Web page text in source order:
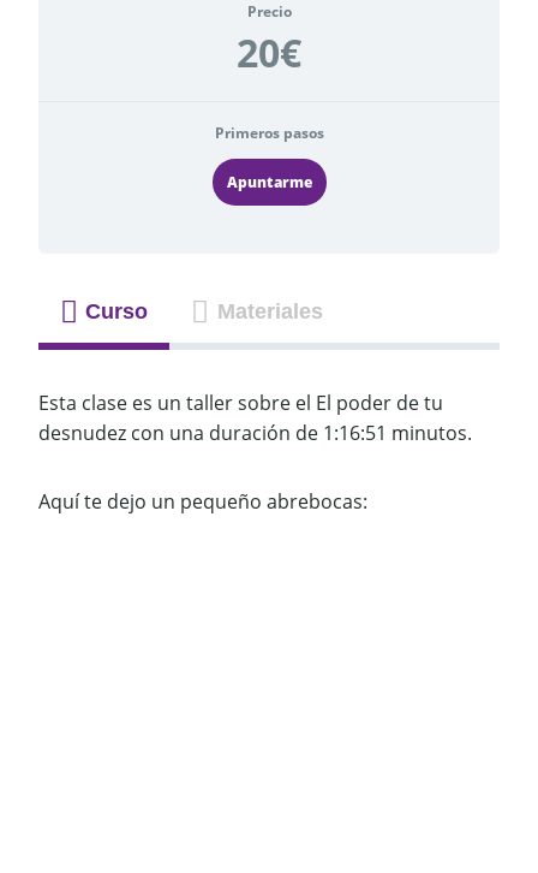
Precio
20€
Primeros pasos
Apuntarme
Curso Materiales
Esta clase es un taller sobre el El poder de tu
desnudez con una duración de 1:16:51 minutos.
Aquí te dejo un pequeño abrebocas: